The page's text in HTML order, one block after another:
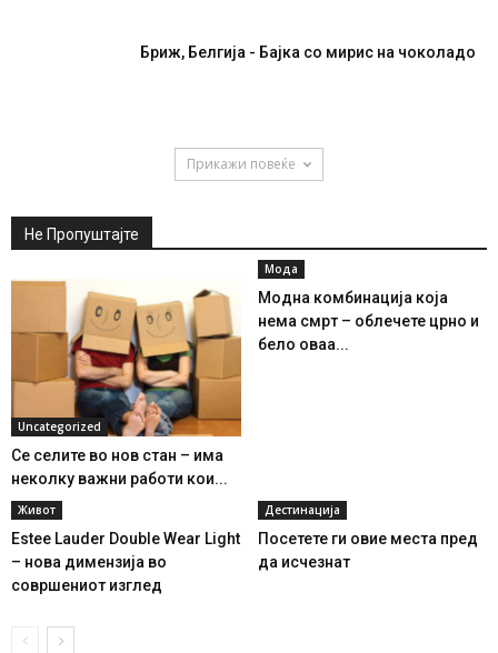
Бриж, Белгија - Бајка со мирис на чоколадо
Прикажи повеќе
Не Пропуштајте
Uncategorized
Се селите во нов стан – има
неколку важни работи кои...
Мода
Модна комбинација која
нема смрт – облечете црно и
бело оваа...
Живот
Еstee Lauder Double Wear Light
– нова димензија во
совршениот изглед
Дестинација
Посетете ги овие места пред
да исчезнат